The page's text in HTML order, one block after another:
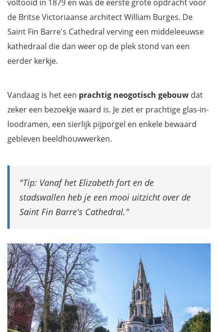
voltooid in 1879 en was de eerste grote opdracht voor
de Britse Victoriaanse architect William Burges. De
Saint Fin Barre's Cathedral verving een middeleeuwse
kathedraal die dan weer op de plek stond van een
eerder kerkje.
Vandaag is het een prachtig neogotisch gebouw dat
zeker een bezoekje waard is. Je ziet er prachtige glas-in-
loodramen, een sierlijk pijporgel en enkele bewaard
gebleven beeldhouwwerken.
Tip: Vanaf het Elizabeth fort en de
stadswallen heb je een mooi uitzicht over de
Saint Fin Barre's Cathedral.